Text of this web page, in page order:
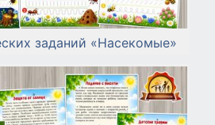
заданий «Насекомые»